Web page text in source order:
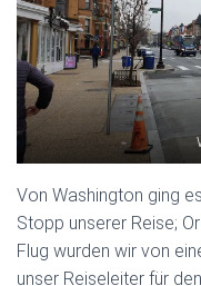
Von Washington ging
Stopp unserer Reise;
Flug wurden wir von
unser Reiseleiter für